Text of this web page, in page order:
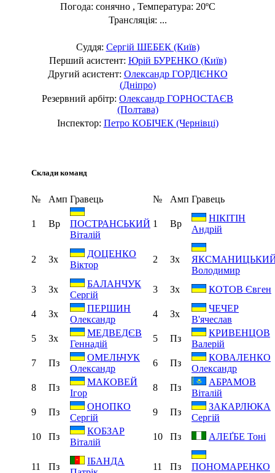
Погода: сонячно , Температура: 20ºC
Трансляція: ...
Суддя: Сергій ШЕБЕК (Київ)
Перший асистент: Юрій БУРЕНКО (Київ)
Другий асистент: Олександр ГОРДІЄНКО
(Дніпро)
Резервний арбітр: Олександр ГОРНОСТАЄВ
(Полтава)
Інспектор: Петро КОБІЧЕК (Чернівці)
Склади команд
№ Амп Гравець № Амп Гравець
1 Вр
ПОСТРАНСЬКИЙ
Віталій
1 Вр
НІКІТІН
Андрій
2 Зх
ДОЦЕНКО
Віктор
2 Зх
Володимир
3
Зх
БАЛАНЧУК
Сергій
3 Зх КОТОВ Євген
4 Зх
ПЕРШИН
Олександр
4 Зх
ЧЕЧЕР
В'ячеслав
5
Зх
МЕДВЕДЄВ
Геннадій
5 Пз
КРИВЕНЦОВ
Валерій
7
Пз
ОМЕЛЬЧУК
Олександр
6 Пз
КОВАЛЕНКО
Олександр
8
Пз
МАКОВЕЙ
Ігор
8 Пз
АБРАМОВ
Віталій
9
Пз
ОНОПКО
Сергій
9 Пз
ЗАКАРЛЮКА
Сергій
10
Пз
КОБЗАР
Віталій
10 Пз АЛЕҐБЕ Тоні
11 Пз
ІБАНДА
11 Пз
ПОНОМАРЕНКО